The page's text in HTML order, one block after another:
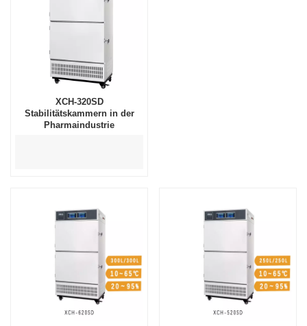
XCH-320SD
Stabilitätskammern in der
Pharmaindustrie